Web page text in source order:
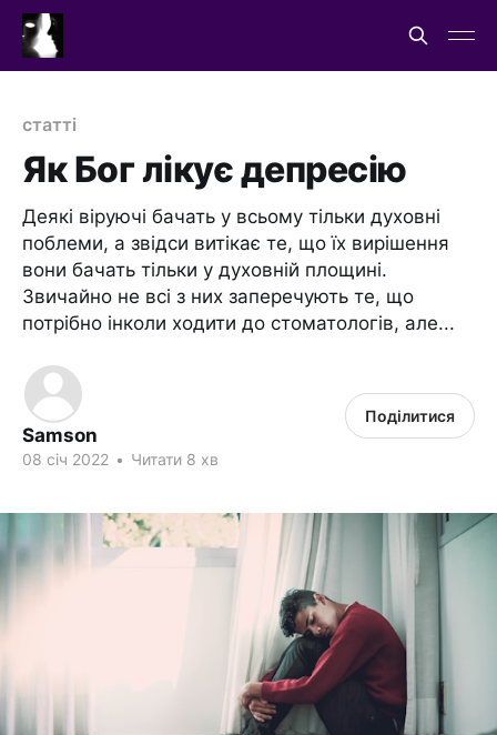
статті
Як Бог лікує депресію
Деякі віруючі бачать у всьому тільки духовні
поблеми, а звідси витікає те, що їх вирішення
вони бачать тільки у духовній площині.
Звичайно не всі з них заперечують те, що
потрібно інколи ходити до стоматологів, але...
Samson
08 січ 2022 • Читати 8 хв
Поділитися